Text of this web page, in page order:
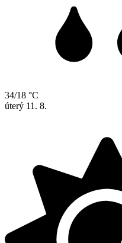
34/18 °C
úterý 11. 8.